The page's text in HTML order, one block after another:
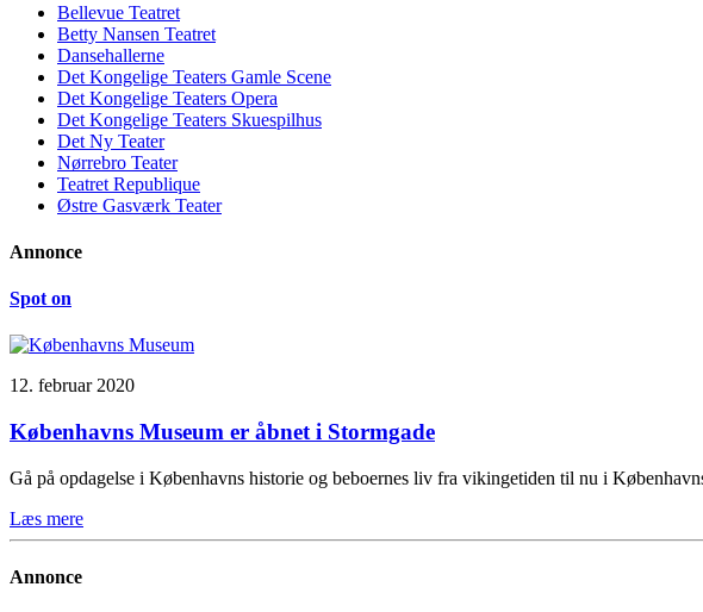
Bellevue Teatret
Betty Nansen Teatret
Dansehallerne
Det Kongelige Teaters Gamle Scene
Det Kongelige Teaters Opera
Det Kongelige Teaters Skuespilhus
Det Ny Teater
Nørrebro Teater
Teatret Republique
Østre Gasværk Teater
Annonce
Spot on
12. februar 2020
Københavns Museum er åbnet i Stormgade
Gå på opdagelse i Københavns historie og beboernes liv fra vikingetiden til nu i
Læs mere
Annonce